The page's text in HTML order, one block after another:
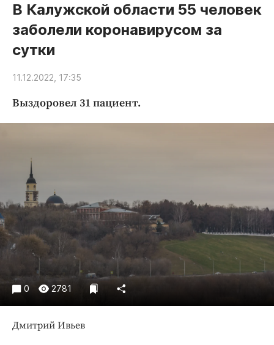
Новости компаний
Статьи
Народные новости
Авто и транспорт
Криминал
Погода
Праздники
Происшествия
Спорт
Экономика и бизнес
Блоги
В Калужской области 55 человек
заболели коронавирусом за
сутки
11.12.2022, 17:35
Выздоровел 31 пациент.
0 2781
Дмитрий Ивьев